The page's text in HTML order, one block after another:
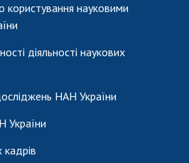
користування науковими
діяльності наукових
НАН України
України
кадрів